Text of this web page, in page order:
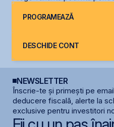
PROGRAMEAZĂ
DESCHIDE CONT
NEWSLETTER
Înscrie-te și primești pe
deducere fiscală, alerte la
exclusive pentru investitori